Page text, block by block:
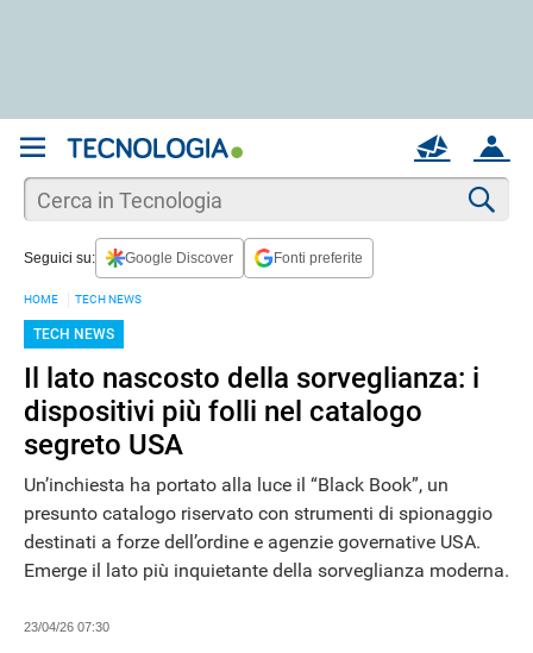
ACCOUNT
MAIL
Seguici su: Google Discover Fonti preferite
HOME TECH NEWS
TECH NEWS
Il lato nascosto della sorveglianza: i
dispositivi più folli nel catalogo
segreto USA
Un’inchiesta ha portato alla luce il “Black Book”, un
presunto catalogo riservato con strumenti di spionaggio
destinati a forze dell’ordine e agenzie governative USA.
Emerge il lato più inquietante della sorveglianza moderna.
23/04/26 07:30